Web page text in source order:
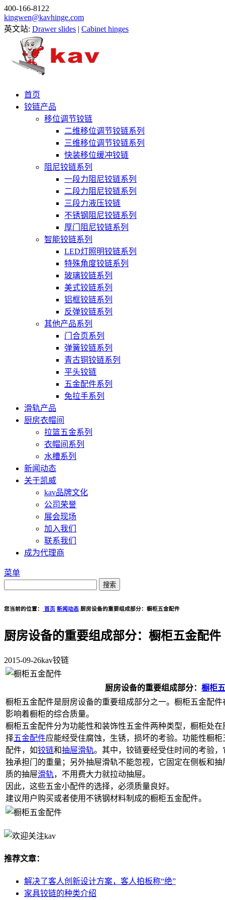
400-166-8122
kingwen@kavhinge.com
英文站: Drawer slides | Cabinet hinges
首页
铰链产品
移位调节铰链
二维移位调节铰链系列
三维移位调节铰链系列
快装移位缓冲铰链
阻尼铰链系列
一段力阻尼铰链系列
二段力阻尼铰链系列
三段力液压铰链
不锈钢阻尼铰链系列
厚门阻尼铰链系列
智能铰链系列
LED灯照明铰链系列
特殊角度铰链系列
玻璃铰链系列
美式铰链系列
铝框铰链系列
反弹铰链系列
其他产品系列
门合页系列
弹簧铰链系列
青古铜铰链系列
平头铰链
五金配件系列
免拉手系列
滑轨产品
厨房衣帽间
拉篮五金系列
衣帽间系列
水槽系列
新闻动态
关于凯威
kav品牌文化
公司荣誉
展会现场
加入我们
联系我们
成为代理商
菜单
您当前的位置： 首页 新闻动态 厨房设备的重要组成部分：橱柜五金配件
厨房设备的重要组成部分：橱柜五金配件
2015-09-26kav铰链
厨房设备的重要组成部分： 橱柜
橱柜五金配件是厨房设备的重要组成部分之一。橱柜五金配
影响着橱柜的综合质量。
橱柜五金配件分为功能性和装饰性五金件两种类型，橱柜处
择五金配件应能经受住腐蚀，生锈，损坏的考验。功能性橱
配件，如铰链和抽屉滑轨。其中，铰链要经受住时间的考验
独承担门的重量；另外抽屉滑轨不能忽视，它固定在侧板和
质的抽屉滑轨，不用费大力就拉动抽屉。
因此，这些五金小配件的选择，必须质量良好。
建议用户购买或者使用不锈钢材料制成的橱柜五金配件。
推荐文章：
解决了客人创新设计方案，客人拍板称“绝”
家具铰链的种类介绍